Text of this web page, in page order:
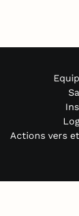
Actions vers